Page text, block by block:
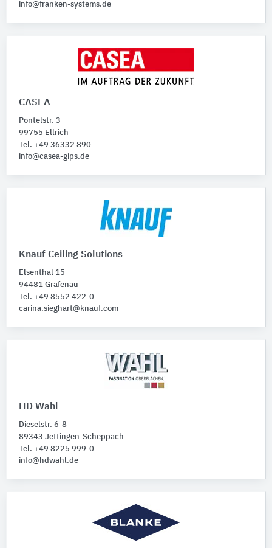
info@franken-systems.de
CASEA
Pontelstr. 3
99755 Ellrich
Tel. +49 36332 890
info@casea-gips.de
Knauf Ceiling Solutions
Elsenthal 15
94481 Grafenau
Tel. +49 8552 422-0
carina.sieghart@knauf.com
HD Wahl
Dieselstr. 6-8
89343 Jettingen-Scheppach
Tel. +49 8225 999-0
info@hdwahl.de